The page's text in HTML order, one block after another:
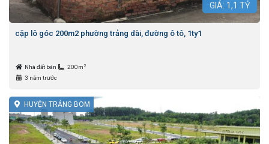
GIÁ: 1,1 TỶ
cặp lô góc 200m2 phường trảng dài, đường ô tô, 1ty1
Nhà đất bán 200m 2
3 năm trước
HUYỆN TRẢNG BOM